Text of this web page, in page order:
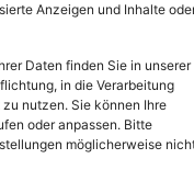
Anzeigen und Inhalte
Daten finden Sie in unserer
in die Verarbeitung
nutzen. Sie können Ihre
oder anpassen. Bitte
möglicherweise
reserved.
neuwied.de
Neuwied